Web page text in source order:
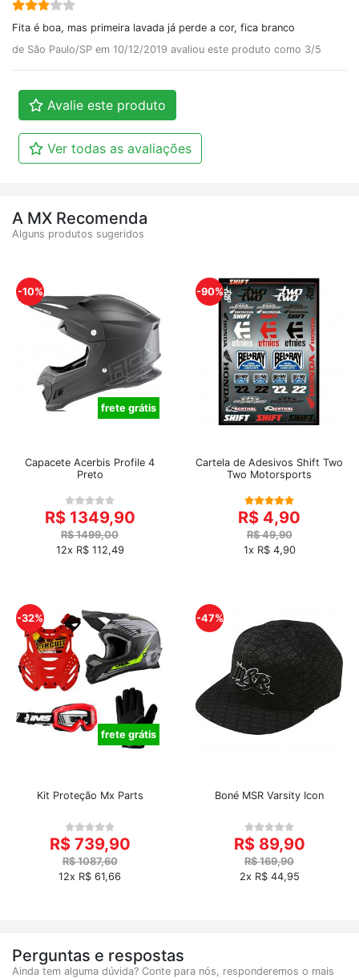
Fita é boa, mas primeira lavada já perde a cor, fica branco
de São Paulo/SP em 10/12/2019 avaliou este produto como 3/5
Avalie este produto
Ver todas as avaliações
A MX Recomenda
Alguns produtos sugeridos
-10%
frete grátis
Capacete Acerbis Profile 4
Preto
R$ 1349,90
R$ 1499,00
12x R$ 112,49
-90%
Cartela de Adesivos Shift Two
Two Motorsports
R$ 4,90
R$ 49,90
1x R$ 4,90
-32%
frete grátis
Kit Proteção Mx Parts
R$ 739,90
R$ 1087,60
12x R$ 61,66
-47%
Boné MSR Varsity Icon
R$ 89,90
R$ 169,90
2x R$ 44,95
Perguntas e respostas
Ainda tem alguma dúvida? Conte para nós, responderemos o mais